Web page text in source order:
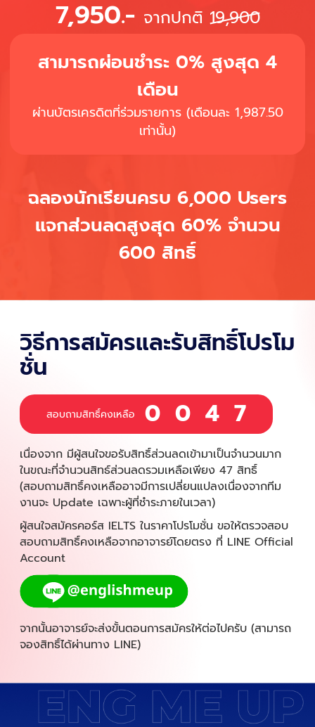
7,950.- จากปกติ 19,900
สามารถผ่อนชำระ 0% สูงสุด 4
เดือน
ผ่านบัตรเครดิตที่ร่วมรายการ (เดือนละ 1,987.50
เท่านั้น)
ฉลองนักเรียนครบ 6,000 Users
แจกส่วนลดสูงสุด 60% จำนวน
600 สิทธิ์
วิธีการสมัครและรับสิทธิ์โปรโม
ชั่น
สอบถามสิทธิ์คงเหลือ 0 0 4 7
เนื่องจาก มีผู้สนใจขอรับสิทธิ์ส่วนลดเข้ามาเป็นจำนวนมาก
ในขณะที่จำนวนสิทธ์ส่วนลดรวมเหลือเพียง 47 สิทธิ์
(สอบถามสิทธิ์คงเหลืออาจมีการเปลี่ยนแปลงเนื่องจากทีม
งานจะ Update เฉพาะผู้ที่ชำระภายในเวลา)
ผู้สนใจสมัครคอร์ส IELTS ในราคาโปรโมชั่น ขอให้ตรวจสอบ
สอบถามสิทธิ์คงเหลือจากอาจารย์โดยตรง ที่ LINE Official
Account
จากนั้นอาจารย์จะส่งขั้นตอนการสมัครให้ต่อไปครับ (สามารถ
จองสิทธิ์ได้ผ่านทาง LINE)